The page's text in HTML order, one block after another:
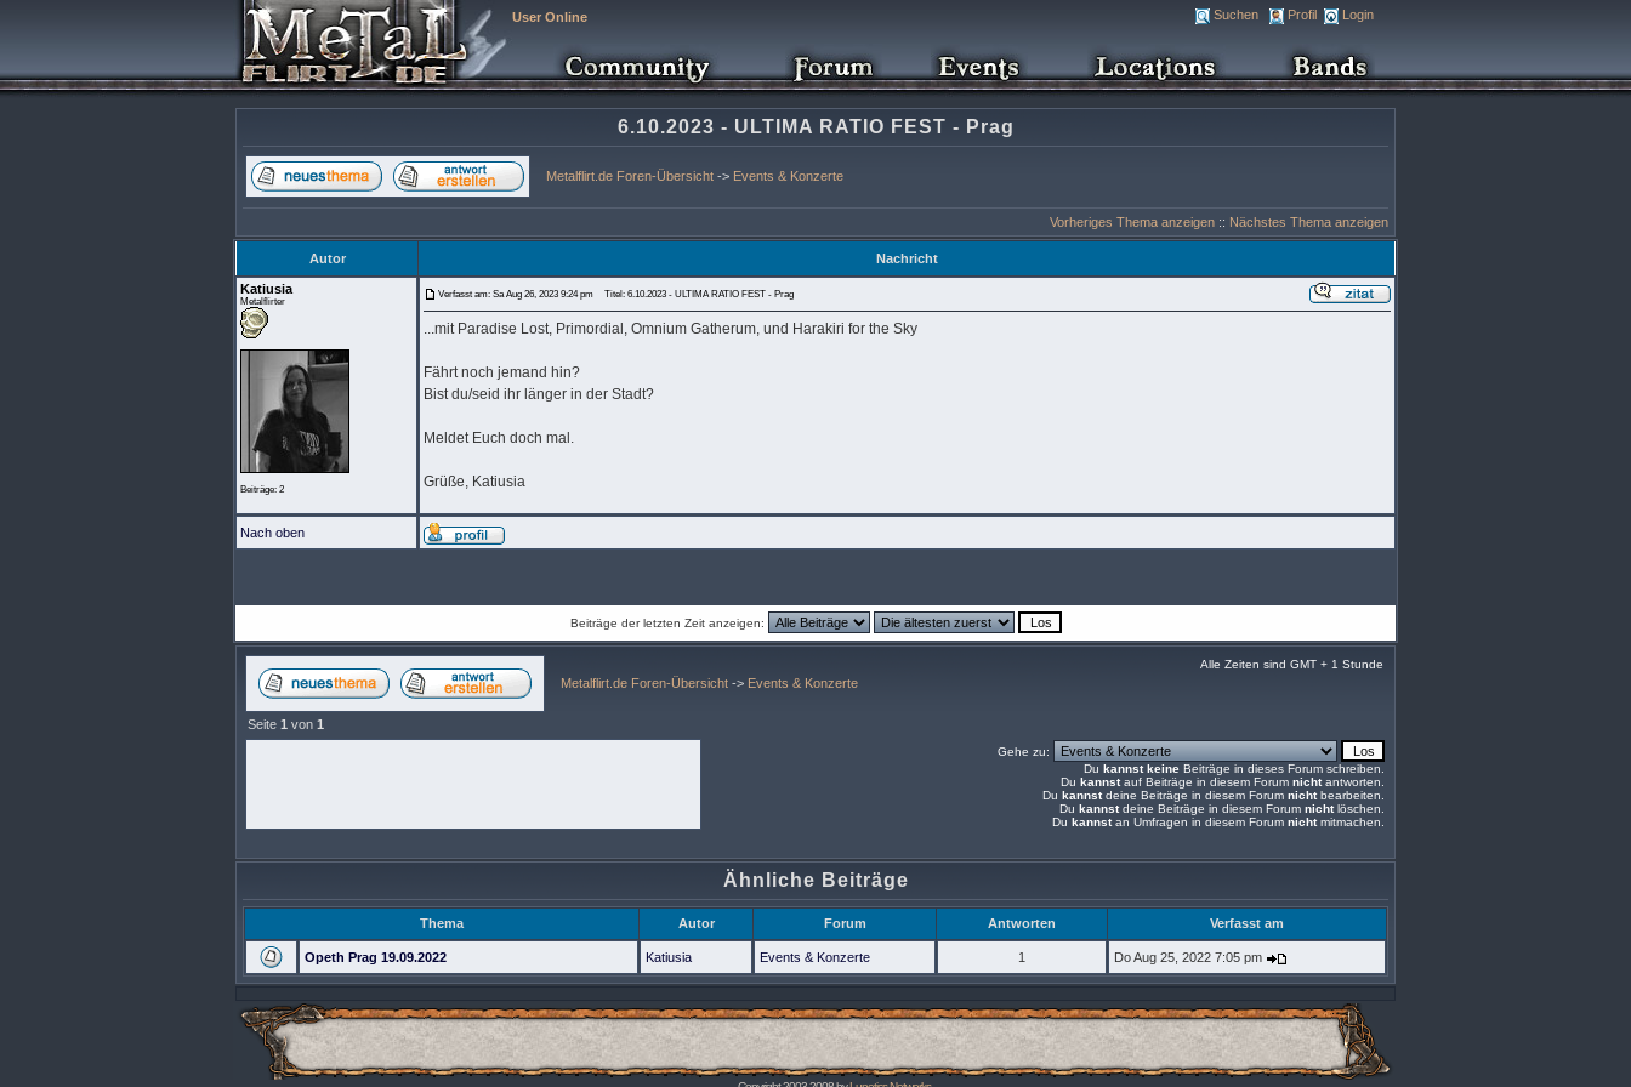
User Online Suchen Profil Login
6.10.2023 - ULTIMA RATIO FEST - Prag
Metalflirt.de Foren-Übersicht -> Events & Konzerte
Vorheriges Thema anzeigen :: Nächstes Thema anzeigen
Autor Nachricht
Katiusia
Metalflirter
Beiträge: 2
Verfasst am: Sa Aug 26, 2023 9:24 pm Titel: 6.10.2023 - ULTIMA RATIO FEST - Prag
...mit Paradise Lost, Primordial, Omnium Gatherum, und Harakiri for the Sky
Fährt noch jemand hin?
Bist du/seid ihr länger in der Stadt?
Meldet Euch doch mal.
Grüße, Katiusia
Nach oben
Beiträge der letzten Zeit anzeigen:
Metalflirt.de Foren-Übersicht -> Events & Konzerte
Alle Zeiten sind GMT + 1 Stunde
Seite 1 von 1
Gehe zu:
Du kannst keine Beiträge in dieses Forum schreiben.
Du kannstauf Beiträge in diesem Forum nichtantworten.
Du kannstdeine Beiträge in diesem Forum nichtbearbeiten.
Du kannstdeine Beiträge in diesem Forum nichtlöschen.
Du kannstan Umfragen in diesem Forum nichtmitmachen.
Ähnliche Beiträge
Thema Autor Forum Antworten Verfasst am
Opeth Prag 19.09.2022 Katiusia Events & Konzerte 1 Do Aug 25, 2022 7:05 pm